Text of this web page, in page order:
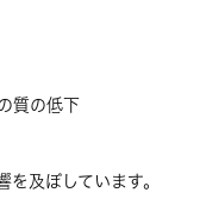
質の低下
及ぼしています。